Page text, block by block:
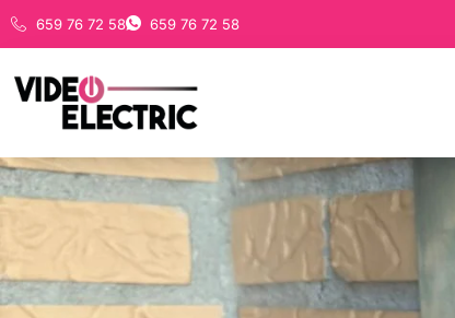
659 76 72 58 659 76 72 58